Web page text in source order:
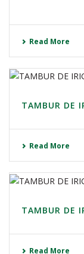
Read More
TAMBUR DE
Read More
TAMBUR DE
Read More